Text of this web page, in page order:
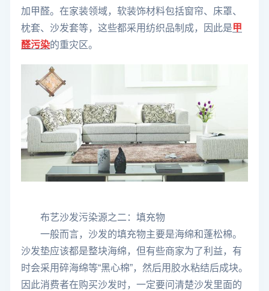
加甲醛。在家装领域，软装饰材料包括窗帘、床罩、
枕套、沙发套等，这些都采用纺织品制成，因此是甲
醛污染的重灾区。
布艺沙发污染源之二：填充物
一般而言，沙发的填充物主要是海绵和蓬松棉。
沙发垫应该都是整块海绵，但有些商家为了利益，有
时会采用碎海绵等“黑心棉”，然后用胶水粘结后成块。
因此消费者在购买沙发时，一定要问清楚沙发里面的